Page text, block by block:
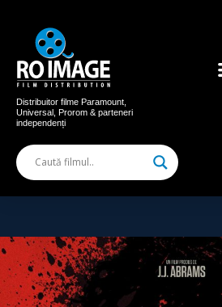
Distribuitor filme Paramount,
Universal, Prorom & parteneri
independenți